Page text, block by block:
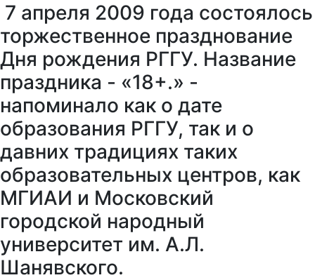
7 апреля 2009 года состоялось
торжественное празднование
Дня рождения РГГУ. Название
праздника - «18+.» -
напоминало как о дате
образования РГГУ, так и о
давних традициях таких
образовательных центров, как
МГИАИ и Московский
городской народный
университет им. А.Л.
Шанявского.